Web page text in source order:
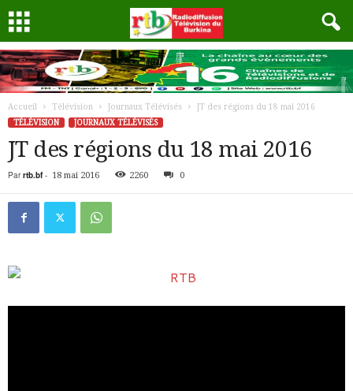
Accueil Télévision Journaux Télévisés
JT des régions du 18 mai 2016
TÉLÉVISION
JOURNAUX TÉLÉVISÉS
JT des régions du 18 mai 2016
Par rtb.bf- 18 mai 2016 2260 0